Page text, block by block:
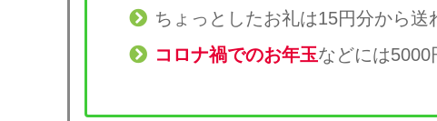
ちょっとしたお礼は15円分から送
コロナ禍でのお年玉などには